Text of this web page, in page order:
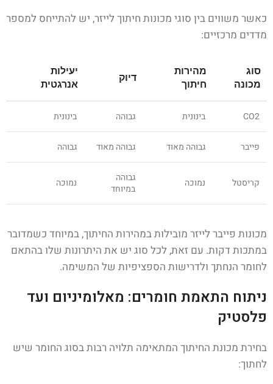
כאשר משווים בין סוגי מכונות חיתוך לייזר, יש להתייחס למספר
מדדים מרכזיים:
סוג
מכונה
מהירות
חיתוך
דיוק
יעילות
אנרגטית
CO2 בינונית גבוהה בינונית
פייבר גבוהה מאוד גבוהה מאוד גבוהה
קריסטל נמוכה
גבוהה
במיוחד
נמוכה
מכונות פייבר לייזר מובילות במהירות החיתוך, במיוחד כשמדובר
במתכות דקות. עם זאת, לכל סוג יש את היתרונות שלו בהתאם
לחומר הנחתך ולדרישות הספציפיות של המשימה.
ניתוח התאמת חומרים: מאלומיניום ועד
פלסטיק
בחירת מכונת החיתוך המתאימה תלויה רבות בסוג החומר שיש
לחתוך: